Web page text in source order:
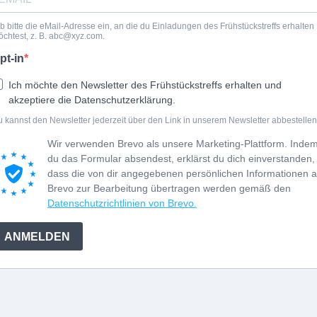
bitte die eMail-Adresse ein, an die du Einladungen des Frühstückstreffs erhalten
z. B. abc@xyz.com.
in
Ich möchte den Newsletter des Frühstückstreffs erhalten und
akzeptiere die Datenschutzerklärung.
kannst den Newsletter jederzeit über den Link in unserem Newsletter
Wir verwenden Brevo als unsere Marketing-Plattform. Indem
du das Formular absendest, erklärst du dich einverstanden,
dass die von dir angegebenen persönlichen Informationen
Brevo zur Bearbeitung übertragen werden gemäß den
Datenschutzrichtlinien von Brevo.
ANMELDEN